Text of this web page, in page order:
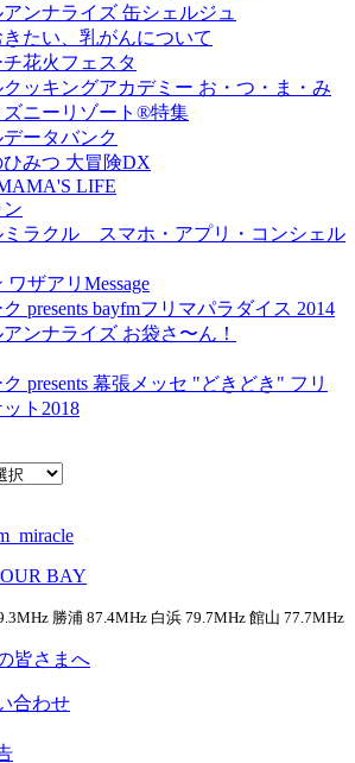
アンナライズ 缶シェルジュ
たい、乳がんについて
花火フェスタ
クッキングアカデミー お・つ・ま・み
ズニーリゾート®特集
データバンク
みつ 大冒険DX
LIFE
ミラクル スマホ・アプリ・コンシェル
ワザアリMessage
presents bayfmフリマパラダイス 2014
アンナライズ お袋さ〜ん！
presents 幕張メッセ "どきどき" フリ
ト2018
勝浦 87.4MHz 白浜 79.7MHz 館山 77.7MHz
皆さまへ
合わせ